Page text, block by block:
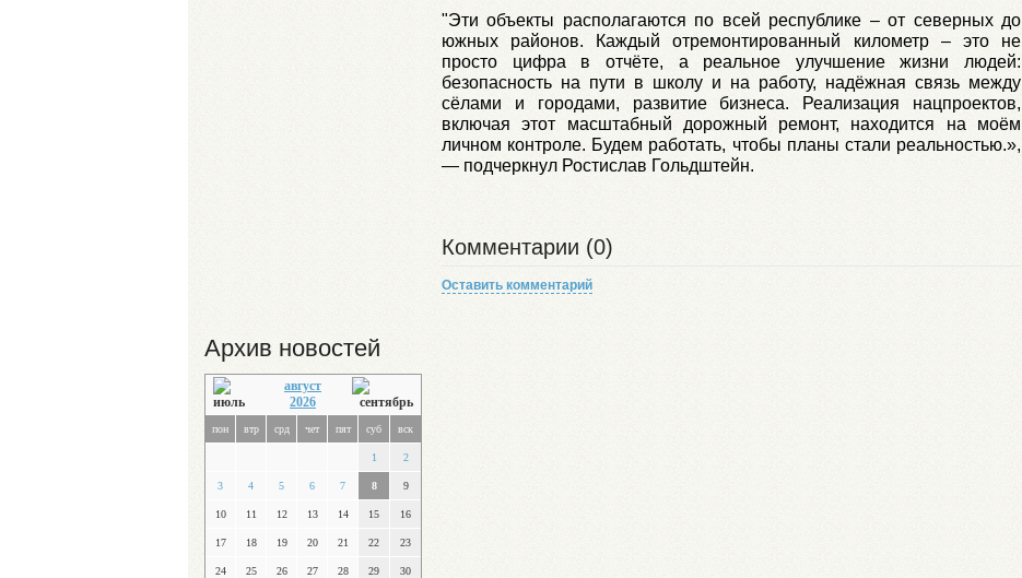
Архив новостей
август
2026
пон втр срд чет пят суб вск
1 2
3 4 5 6 7 8 9
10 11 12 13 14 15 16
17 18 19 20 21 22 23
24 25 26 27 28 29 30
"Эти объекты располагаются по всей республике – от северных до
южных районов. Каждый отремонтированный километр – это не
просто цифра в отчёте, а реальное улучшение жизни людей:
безопасность на пути в школу и на работу, надёжная связь между
сёлами и городами, развитие бизнеса. Реализация нацпроектов,
включая этот масштабный дорожный ремонт, находится на моём
личном контроле. Будем работать, чтобы планы стали реальностью.»,
— подчеркнул Ростислав Гольдштейн.
Комментарии (0)
Оставить комментарий